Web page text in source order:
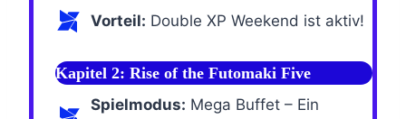
Vorteil: Double XP Weekend ist aktiv!
Kapitel 2: Rise of the Futomaki Five
Spielmodus: Mega Buffet – Ein